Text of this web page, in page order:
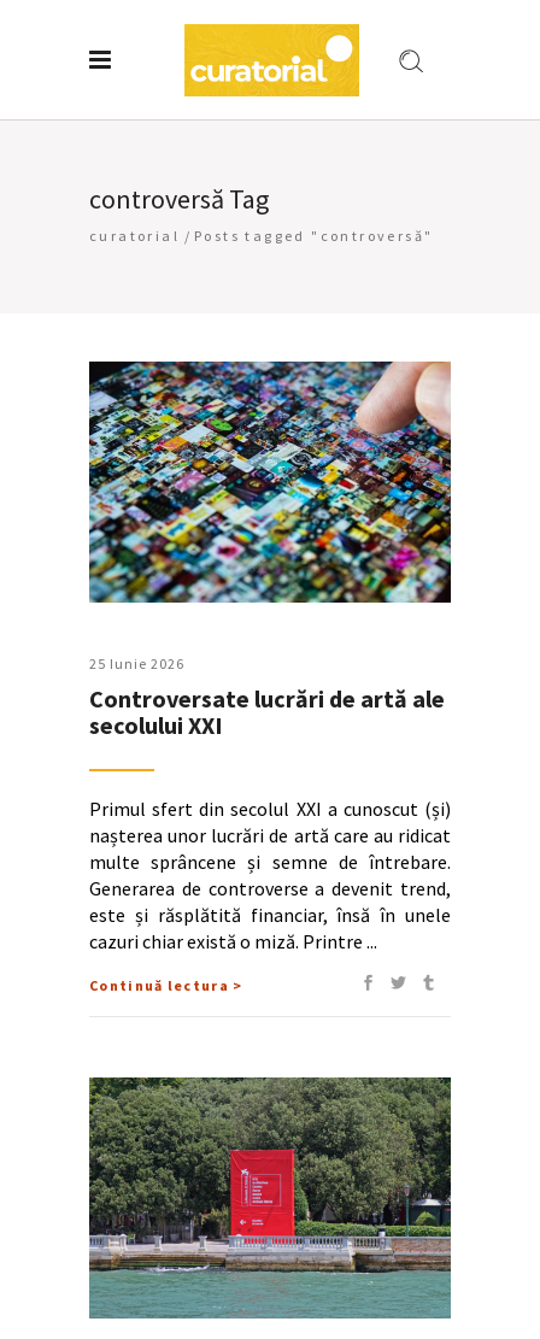
controversă Tag
curatorial / Posts tagged "controversă"
25 Iunie 2026
Controversate lucrări de artă ale
secolului XXI
Primul sfert din secolul XXI a cunoscut (și)
nașterea unor lucrări de artă care au ridicat
multe sprâncene și semne de întrebare.
Generarea de controverse a devenit trend,
este și răsplătită financiar, însă în unele
cazuri chiar există o miză. Printre
Continuă lectura >